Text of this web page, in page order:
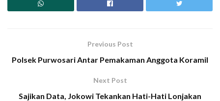
Previous Post
Polsek Purwosari Antar Pemakaman Anggota Koramil
Next Post
Sajikan Data, Jokowi Tekankan Hati-Hati Lonjakan